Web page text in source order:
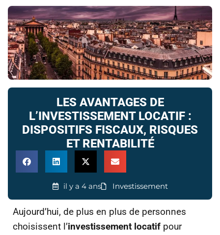
LES AVANTAGES DE
L’INVESTISSEMENT LOCATIF :
DISPOSITIFS FISCAUX, RISQUES
ET RENTABILITÉ
il y a 4 ans Investissement
Aujourd’hui, de plus en plus de personnes
choisissent l’investissement locatif pour